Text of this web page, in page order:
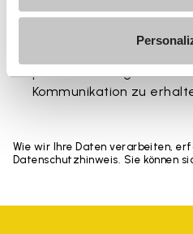
gelesen und stimme der
Kommunikation zu
Wie wir Ihre Daten verarbeiten,
Datenschutzhinweis. Sie können